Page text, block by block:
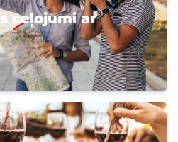
ceļojumi ar